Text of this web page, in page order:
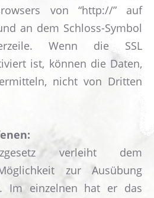
von “http://” auf
an dem Schloss-Symbol
Wenn die SSL
ist, können die Daten,
nicht von Dritten
verleiht dem
zur Ausübung
Im einzelnen hat er das